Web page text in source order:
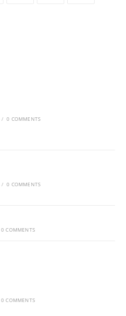
/ 0 COMMENTS
/ 0 COMMENTS
0 COMMENTS
0 COMMENTS